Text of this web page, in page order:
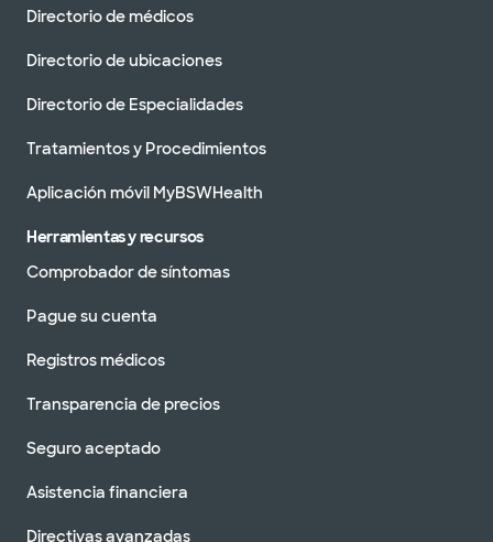
Directorio de médicos
Directorio de ubicaciones
Directorio de Especialidades
Tratamientos y Procedimientos
Aplicación móvil MyBSWHealth
Herramientas y recursos
Comprobador de síntomas
Pague su cuenta
Registros médicos
Transparencia de precios
Seguro aceptado
Asistencia financiera
Directivas avanzadas